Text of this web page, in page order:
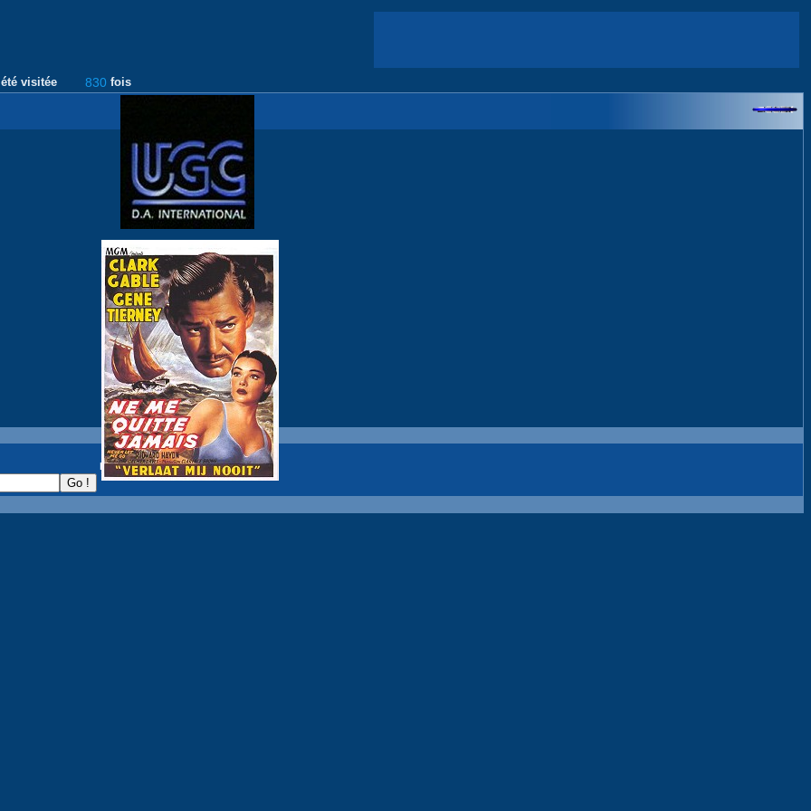
visitée 830 fois
: